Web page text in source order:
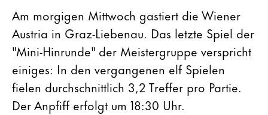
Am morgigen Mittwoch gastiert die Wiener
Austria in Graz-Liebenau. Das letzte Spiel der
"Mini-Hinrunde" der Meistergruppe verspricht
einiges: In den vergangenen elf Spielen
fielen durchschnittlich 3,2 Treffer pro Partie.
Der Anpfiff erfolgt um 18:30 Uhr.